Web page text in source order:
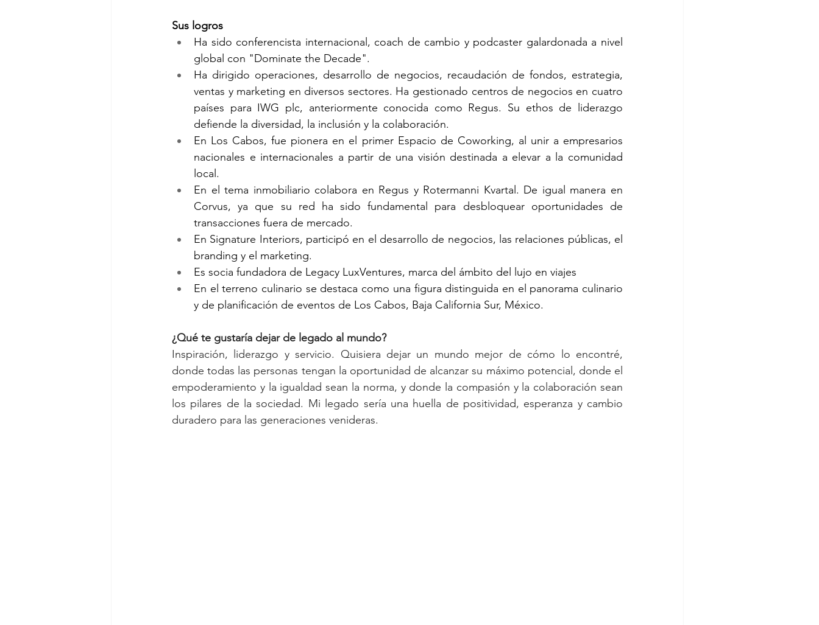
Sus logros
Ha sido conferencista internacional, coach de cambio y podcaster galardonada a nivel
global con "Dominate the Decade".
Ha dirigido operaciones, desarrollo de negocios, recaudación de fondos, estrategia,
ventas y marketing en diversos sectores. Ha gestionado centros de negocios en cuatro
países para IWG plc, anteriormente conocida como Regus. Su ethos de liderazgo
defiende la diversidad, la inclusión y la colaboración.
En Los Cabos, fue pionera en el primer Espacio de Coworking, al unir a empresarios
nacionales e internacionales a partir de una visión destinada a elevar a la comunidad
local.
En el tema inmobiliario colabora en Regus y Rotermanni Kvartal. De igual manera en
Corvus, ya que su red ha sido fundamental para desbloquear oportunidades de
transacciones fuera de mercado.
En Signature Interiors, participó en el desarrollo de negocios, las relaciones públicas, el
branding y el marketing.
Es socia fundadora de Legacy LuxVentures, marca del ámbito del lujo en viajes
En el terreno culinario se destaca como una figura distinguida en el panorama culinario
y de planificación de eventos de Los Cabos, Baja California Sur, México.
¿Qué te gustaría dejar de legado al mundo?
Inspiración, liderazgo y servicio. Quisiera dejar un mundo mejor de cómo lo encontré,
donde todas las personas tengan la oportunidad de alcanzar su máximo potencial, donde el
empoderamiento y la igualdad sean la norma, y donde la compasión y la colaboración sean
los pilares de la sociedad. Mi legado sería una huella de positividad, esperanza y cambio
duradero para las generaciones venideras.